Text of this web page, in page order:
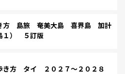
方 島旅 奄美大島 喜界島 加計
１） ５訂版
き方 タイ ２０２７～２０２８